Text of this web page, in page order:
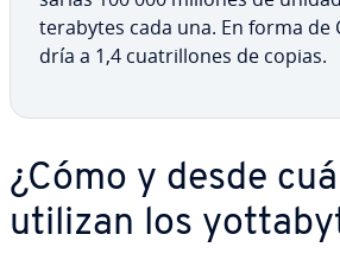
terabytes cada una. En forma de
dría a 1,4 cua­tri­llo­nes de copias.
¿Cómo y desde
utilizan los